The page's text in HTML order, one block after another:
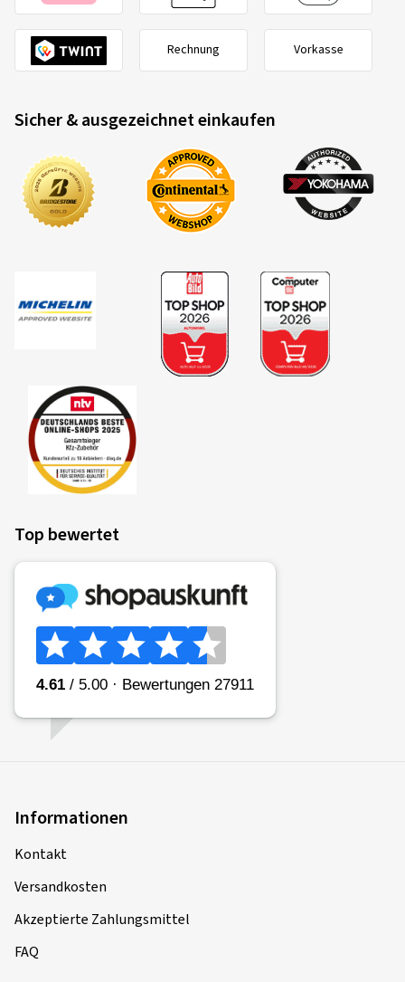
Rechnung Vorkasse
Sicher & ausgezeichnet einkaufen
Top bewertet
Informationen
Kontakt
Versandkosten
Akzeptierte Zahlungsmittel
FAQ